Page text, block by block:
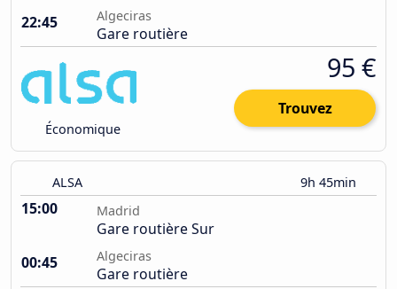
22:45
Algeciras
Gare routière
Économique
95 €
Trouvez
ALSA 9h 45min
15:00 Madrid
Gare routière Sur
00:45
Algeciras
Gare routière